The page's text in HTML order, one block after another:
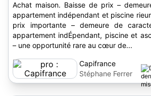
Achat maison. Baisse de prix –
appartement indépendant et piscine
prix importante – demeure de caractere 355 m²
appartement indÉpendant, piscine et ascenseur
– une opportunité rare au cœur de...
Capifrance
Stéphane Ferrer